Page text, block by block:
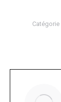
Catégorie